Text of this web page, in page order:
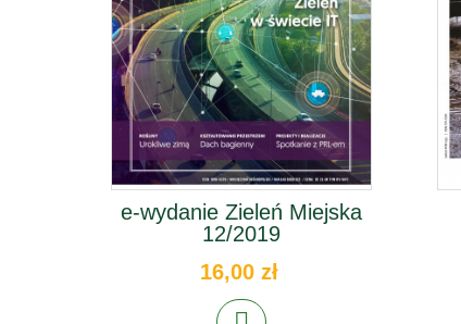
e-wydanie Zieleń Miejska
12/2019
16,00 zł